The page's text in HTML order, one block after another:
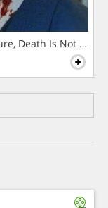
Death Is Not The